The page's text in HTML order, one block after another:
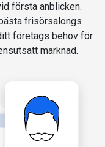
första anblicken.
frisörsalongs
företags behov för
marknad.